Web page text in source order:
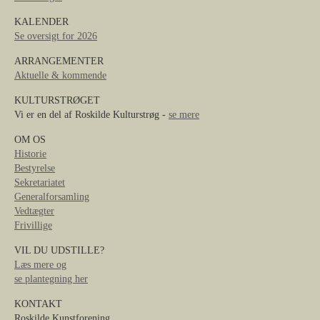
KALENDER
Se oversigt for 2026
ARRANGEMENTER
Aktuelle & kommende
KULTURSTRØGET
Vi er en del af Roskilde Kulturstrøg - se mere
OM OS
Historie
Bestyrelse
Sekretariatet
Generalforsamling
Vedtægter
Frivillige
VIL DU UDSTILLE?
Læs mere og
se plantegning her
KONTAKT